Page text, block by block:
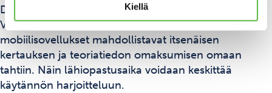
Kiellä
Digitaaliset työkalut tukevat tehokasta oppimista.
Videomateriaalit, interaktiiviset oppimisalustat ja
mobiilisovellukset mahdollistavat itsenäisen
kertauksen ja teoriatiedon omaksumisen omaan
tahtiin. Näin lähiopastusaika voidaan keskittää
käytännön harjoitteluun.